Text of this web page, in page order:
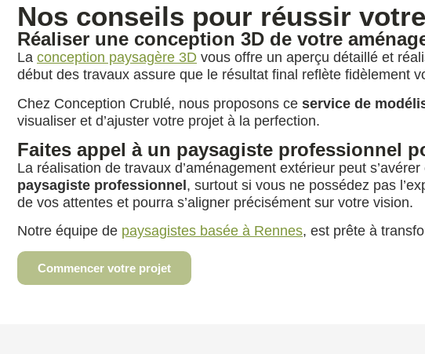
Nos conseils pour réussir
Réaliser une conception 3D de votre
La conception paysagère 3D vous offre un aperçu détaillé et
début des travaux assure que le résultat final reflète fidèlement
Chez Conception Crublé, nous proposons ce service de
visualiser et d’ajuster votre projet à la perfection.
Faites appel à un paysagiste professionnel
La réalisation de travaux d’aménagement extérieur peut
paysagiste professionnel, surtout si vous ne possédez pas
de vos attentes et pourra s’aligner précisément sur votre vision.
Notre équipe de paysagistes basée à Rennes, est prête à
Commencer votre projet